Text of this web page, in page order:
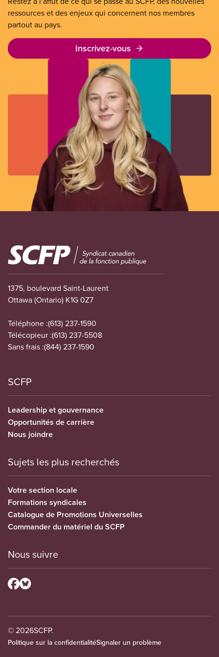
ressources et des enjeux qui concernent nos membres
partout au pays.
Inscrivez-vous
Image
1375, boulevard Saint-Laurent
Ottawa (Ontario) K1G 0Z7
Téléphone :(613) 237-1590
Télécopieur :(613) 237-5508
Sans frais :(844) 237-1590
SCFP
Leadership et gouvernance
Opportunités de carrière
Nous joindre
Sujets les plus recherchés
Votre section locale
Formations syndicales
Catalogue de Promotions Universelles
Commander du matériel du SCFP
Nous suivre
© 2026SCFP.
Politique sur la confidentialitéSignaler un problème